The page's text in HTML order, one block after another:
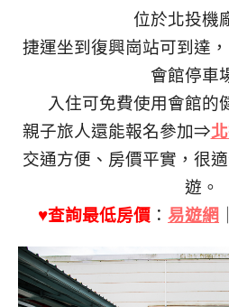
位於北投機
捷運坐到復興崗站可到達
會館停車
入住可免費使用會館的
親子旅人還能報名參加⇒
交通方便、房價平實，很
遊。
♥查詢最低房價 ： 易遊網